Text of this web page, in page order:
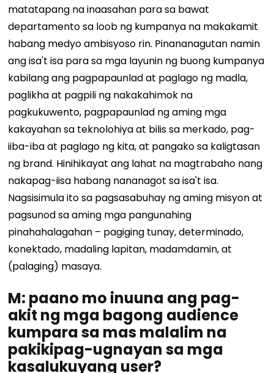
matatapang na inaasahan para sa bawat
departamento sa loob ng kumpanya na makakamit
habang medyo ambisyoso rin. Pinananagutan namin
ang isa't isa para sa mga layunin ng buong kumpanya
kabilang ang pagpapaunlad at paglago ng madla,
paglikha at pagpili ng nakakahimok na
pagkukuwento, pagpapaunlad ng aming mga
kakayahan sa teknolohiya at bilis sa merkado, pag-
iiba-iba at paglago ng kita, at pangako sa kaligtasan
ng brand. Hinihikayat ang lahat na magtrabaho nang
nakapag-iisa habang nananagot sa isa't isa.
Nagsisimula ito sa pagsasabuhay ng aming misyon at
pagsunod sa aming mga pangunahing
pinahahalagahan – pagiging tunay, determinado,
konektado, madaling lapitan, madamdamin, at
(palaging) masaya.
M: paano mo inuuna ang pag-
akit ng mga bagong audience
kumpara sa mas malalim na
pakikipag-ugnayan sa mga
kasalukuyang user?